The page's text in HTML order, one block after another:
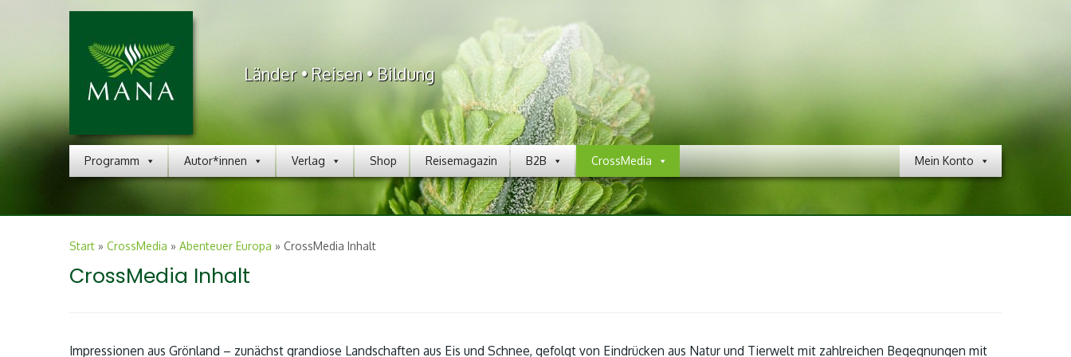
Länder • Reisen • Bildung
Programm Autor*innen Verlag Shop Reisemagazin B2B Mein Konto
CrossMedia
Start » CrossMedia » Abenteuer Europa » CrossMedia Inhalt
CrossMedia Inhalt
Impressionen aus Grönland – zunächst grandiose Landschaften aus Eis und Schnee, gefolgt von Eindrücken aus Natur und Tierwelt mit zahlreichen Begegnungen mit